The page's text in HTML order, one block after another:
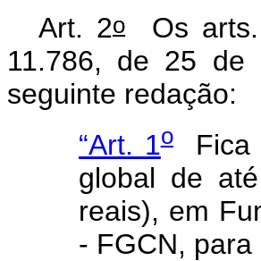
Art. 2oOs
11.786, de 25 de
seguinte redação:
“Art. 1oFica
global de
reais), em
- FGCN,